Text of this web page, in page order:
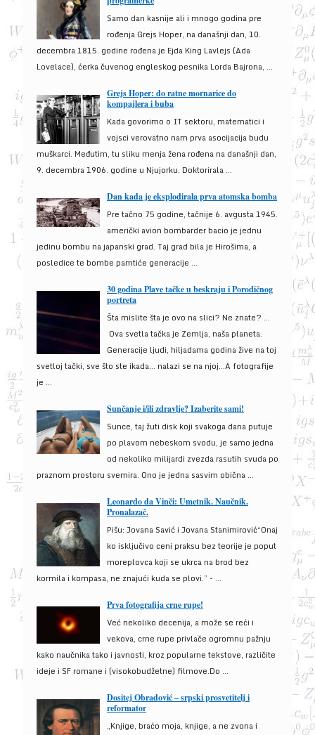
Samo dan kasnije ali i mnogo godina pre
rođenja Grejs Hoper, na današnji dan, 10.
decembra 1815. godine rođena je Ejda King Lavlejs (Ada
Lovelace), ćerka čuvenog engleskog pesnika Lorda Bajrona, ...
Grejs Hoper: do ratne mornarice do
kompajlera i buba
Kada govorimo o IT sektoru, matematici i
vojsci verovatno nam prva asocijacija budu
muškarci. Međutim, tu sliku menja žena rođena na današnji dan,
9. decembra 1906. godine u Njujorku. Doktorirala ...
Dan kada je eksplodirala prva atomska bomba
Pre tačno 75 godine, tačnije 6. avgusta 1945.
američki avion bombarder bacio je jednu
jedinu bombu na japanski grad. Taj grad bila je Hirošima, a
posledice te bombe pamtiće generacije ...
30 godina Plave tačke u beskraju i Porodičnog
portreta
Šta mislite šta je ovo na slici? Ne znate? …
Ova svetla tačka je Zemlja, naša planeta.
Generacije ljudi, hiljadama godina žive na toj
svetloj tački, sve što ste ikada… nalazi se na njoj…A fotografije
je ...
Sunčanje i/ili zdravlje? Izaberite sami!
Sunce, taj žuti disk koji svakoga dana putuje
po plavom nebeskom svodu, je samo jedna
od nekoliko milijardi zvezda rasutih svuda po
praznom prostoru svemira. Ono je jedna sasvim obična ...
Leonardo da Vinči: Umetnik. Naučnik.
Pronalazač.
Pišu: Jovana Savić i Jovana Stanimirović“Onaj
ko isključivo ceni praksu bez teorije je poput
moreplovca koji se ukrca na brod bez
kormila i kompasa, ne znajući kuda se plovi.” - ...
Prva fotografija crne rupe!
Već nekoliko decenija, a može se reći i
vekova, crne rupe privlače ogromnu pažnju
kako naučnika tako i javnosti, kroz popularne tekstove, različite
ideje i SF romane i (visokobudžetne) filmove.Do ...
Dositej Obradović – srpski prosvetitelj i
reformator
„Knjige, braćo moja, knjige, a ne zvona i